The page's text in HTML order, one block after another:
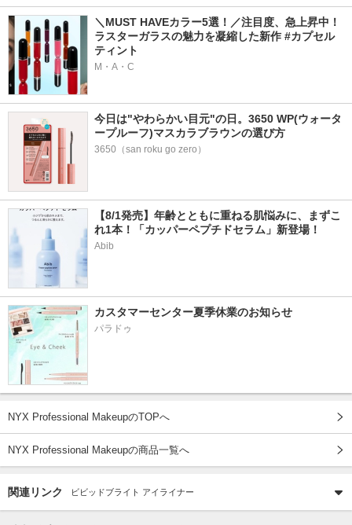
＼MUST HAVEカラー5選！／注目度、急上昇中！
ラスターガラスの魅力を凝縮した新作 #カプセル
ティント
M・A・C
今日は"やわらかい目元"の日。3650 WP(ウォータ
ープルーフ)マスカラブラウンの選び方
3650（san roku go zero）
【8/1発売】年齢とともに重ねる肌悩みに、まずこ
れ1本！「カッパーペプチドセラム」新登場！
Abib
カスタマーセンター夏季休業のお知らせ
パラドゥ
NYX Professional MakeupのTOPへ
NYX Professional Makeupの商品一覧へ
関連リンク ビビッドブライト アイライナー